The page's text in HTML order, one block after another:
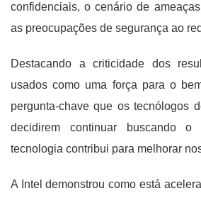
confidenciais, o cenário de
as preocupações de segurança ao
Destacando a criticidade dos
usados ​​como uma força para o
pergunta-chave que os tecnólogos
decidirem continuar buscando o
tecnologia contribui para melhorar
A Intel demonstrou como está